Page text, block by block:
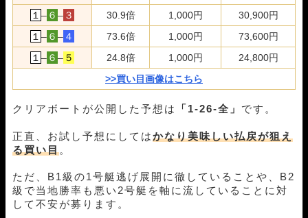
１ – ６ – ３ 30.9倍 1,000円
30,900円
１ – ６ – ４ 73.6倍 1,000円
73,600円
１ – ６ – ５ 24.8倍 1,000円
24,800円
>>買い目画像はこちら
クリアボートが公開した予想は 「1-26-全」 です。
正直、お試し予想にしてはかなり美味しい払戻が狙え
る買い目。
ただ、B1級の1号艇逃げ展開に徹していることや、B2
級で当地勝率も悪い2号艇を軸に流していることに対
して不安が募ります。